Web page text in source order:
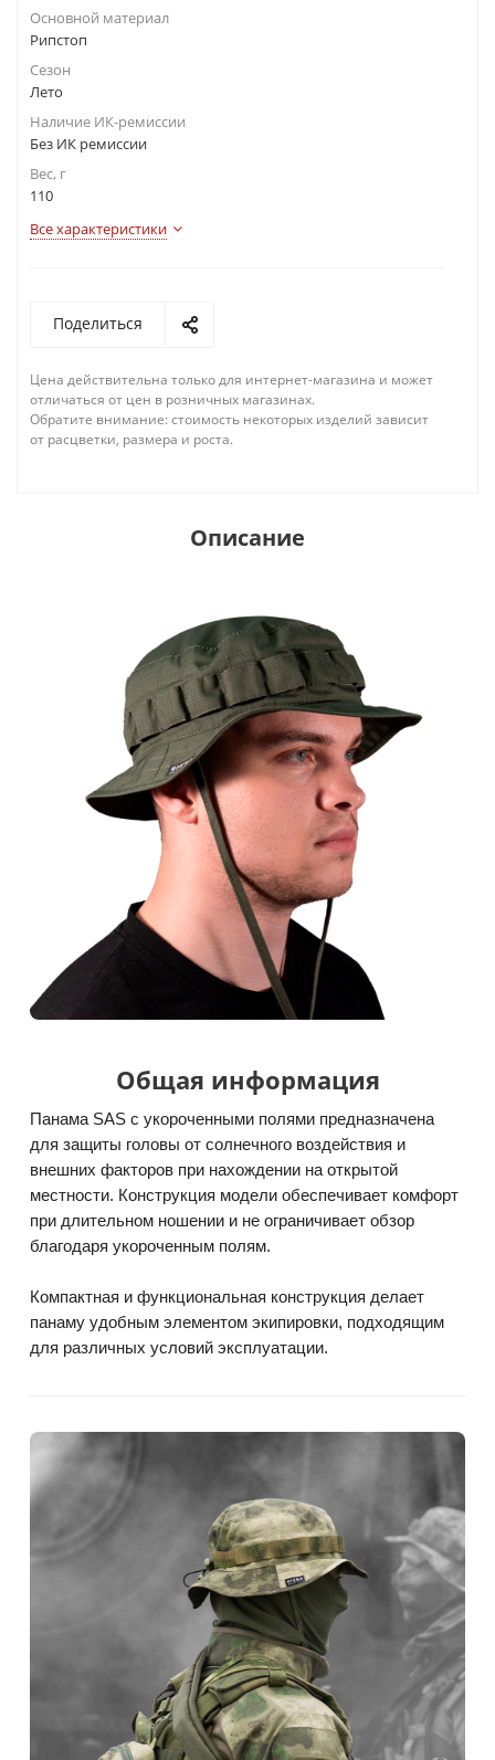
Основной материал
Рипстоп
Сезон
Лето
Наличие ИК-ремиссии
Без ИК ремиссии
Вес, г
110
Все характеристики
Поделиться
Цена действительна только для интернет-магазина и может
отличаться от цен в розничных магазинах.
Обратите внимание: стоимость некоторых изделий зависит
от расцветки, размера и роста.
Описание
Общая информация
Панама SAS с укороченными полями предназначена
для защиты головы от солнечного воздействия и
внешних факторов при нахождении на открытой
местности. Конструкция модели обеспечивает комфорт
при длительном ношении и не ограничивает обзор
благодаря укороченным полям.
Компактная и функциональная конструкция делает
панаму удобным элементом экипировки, подходящим
для различных условий эксплуатации.